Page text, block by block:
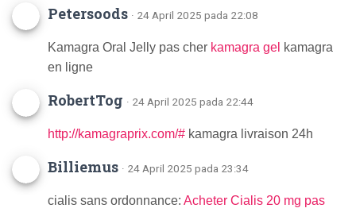
Petersoods · 24 April 2025 pada 22:08
Kamagra Oral Jelly pas cher kamagra gel kamagra
en ligne
RobertTog · 24 April 2025 pada 22:44
http://kamagraprix.com/# kamagra livraison 24h
Billiemus · 24 April 2025 pada 23:34
cialis sans ordonnance: Acheter Cialis 20 mg pas